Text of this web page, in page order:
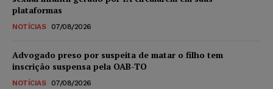
plataformas
NOTÍCIAS 07/08/2026
Advogado preso por suspeita de matar o filho tem
inscrição suspensa pela OAB-TO
NOTÍCIAS 07/08/2026